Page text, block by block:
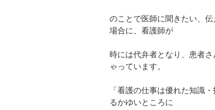
のことで医師に聞きたい、
場合に、看護師が
時には代弁者となり、患者
ゃっています。
「看護の仕事は優れた知識
るかゆいところに